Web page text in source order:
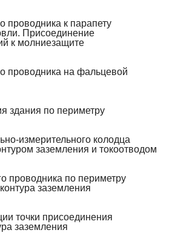
проводника к парапету
Присоединение
к молниезащите
проводника на фальцевой
здания по периметру
измерительного колодца
заземления и токоотводом
проводника по периметру
заземления
точки присоединения
заземления